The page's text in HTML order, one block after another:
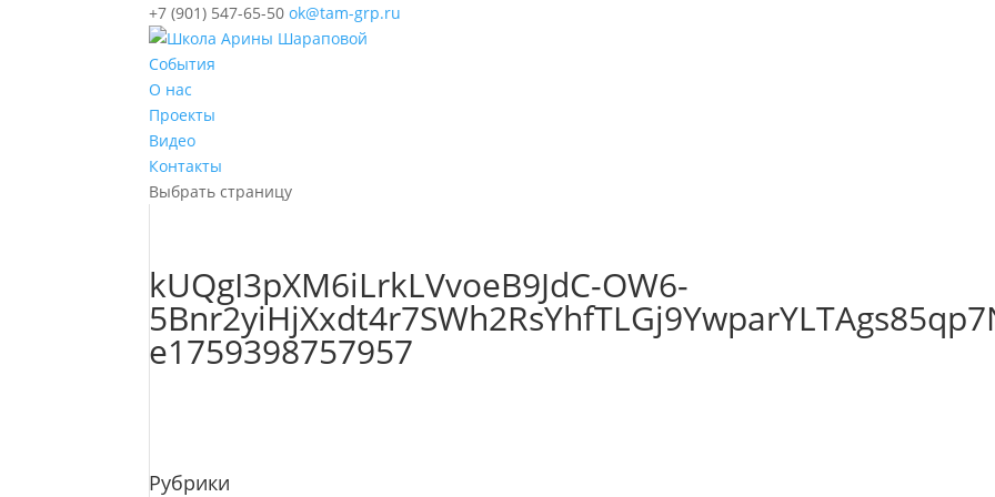
+7 (901) 547-65-50 ok@tam-grp.ru
События
О нас
Проекты
Видео
Контакты
Выбрать страницу
kUQgI3pXM6iLrkLVvoeB9JdC-OW6-
e1759398757957
Рубрики